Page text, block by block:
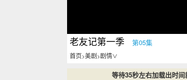
老友记第一季 第05集
首页>美剧>剧情∨
等待35秒左右加载出时